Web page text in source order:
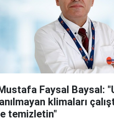
Faysal Baysal:
klimaları
temizletin"